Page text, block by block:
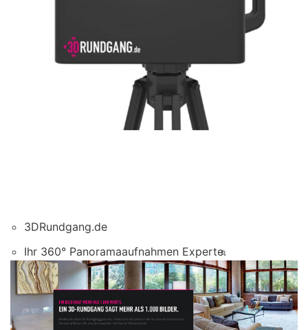
3DRundgang.de
Ihr 360° Panoramaaufnahmen Experte.